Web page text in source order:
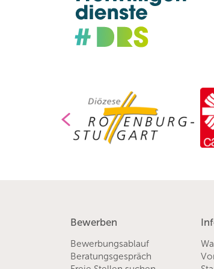
Bewerben
Bewerbungsablauf
Beratungsgespräch